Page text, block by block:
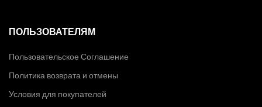
ПОЛЬЗОВАТЕЛЯМ
Пользовательское Соглашение
Политика возврата и отмены
Условия для покупателей